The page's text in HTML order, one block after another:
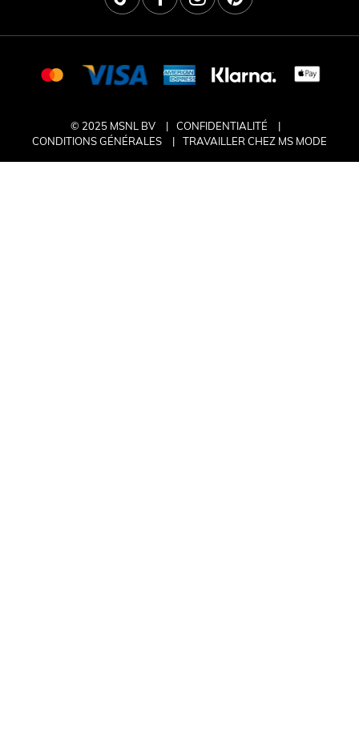
© 2025 MSNL BV
CONFIDENTIALITÉ
CONDITIONS GÉNÉRALES
TRAVAILLER CHEZ MS MODE